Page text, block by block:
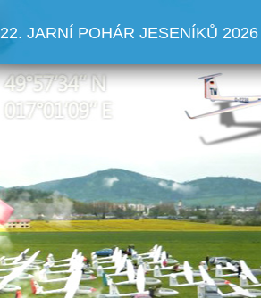
22. JARNÍ POHÁR JESENÍKŮ 2026